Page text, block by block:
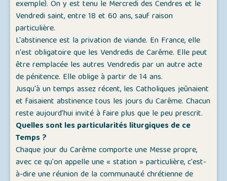
exemple). On y est tenu le Mercredi des Cendres et le
Vendredi saint, entre 18 et 60 ans, sauf raison
particulière.
L'abstinence est la privation de viande. En France, elle
n'est obligatoire que les Vendredis de Carême. Elle peut
être remplacée les autres Vendredis par un autre acte
de pénitence. Elle oblige à partir de 14 ans.
Jusqu'à un temps assez récent, les Catholiques jeûnaient
et faisaient abstinence tous les jours du Carême. Chacun
reste aujourd’hui invité à faire plus que le peu prescrit.
Quelles sont les particularités liturgiques de ce
Temps ?
Chaque jour du Carême comporte une Messe propre,
avec ce qu'on appelle une « station » particulière, c'est-
à-dire une réunion de la communauté chrétienne de